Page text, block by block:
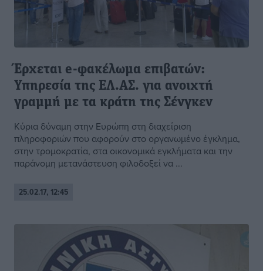
Έρχεται e-φακέλωμα επιβατών:
Υπηρεσία της ΕΛ.ΑΣ. για ανοιχτή
γραμμή με τα κράτη της Σένγκεν
Κύρια δύναμη στην Ευρώπη στη διαχείριση
πληροφοριών που αφορούν στο οργανωμένο έγκλημα,
στην τρομοκρατία, στα οικονομικά εγκλήματα και την
παράνομη μετανάστευση φιλοδοξεί να ...
25.02.17, 12:45